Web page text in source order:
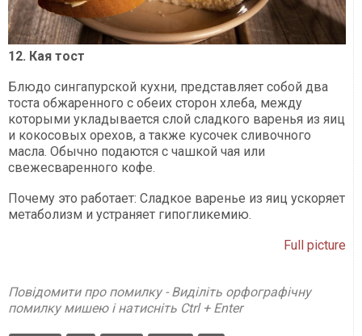
12. Кая тост
Блюдо сингапурской кухни, представляет собой два
тоста обжаренного с обеих сторон хлеба, между
которыми укладывается слой сладкого варенья из яиц
и кокосовых орехов, а также кусочек сливочного
масла. Обычно подаются с чашкой чая или
свежесваренного кофе.
Почему это работает: Сладкое варенье из яиц ускоряет
метаболизм и устраняет гипогликемию.
Full picture
Повідомити про помилку - Виділіть орфографічну
помилку мишею і натисніть Ctrl + Enter